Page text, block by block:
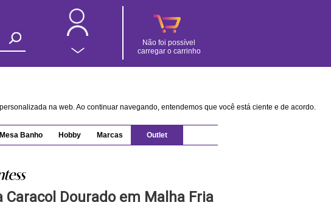
Não foi possível
carregar o carrinho
na web. Ao continuar navegando, entendemos que você está ciente e de acordo.
Banho Hobby Marcas Outlet
Caracol Dourado em Malha Fria